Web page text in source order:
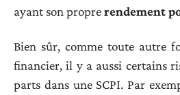
ayant son proprerendement
Bien sûr, comme toute autre
financier, il y a aussi certains
parts dans une SCPI. Par